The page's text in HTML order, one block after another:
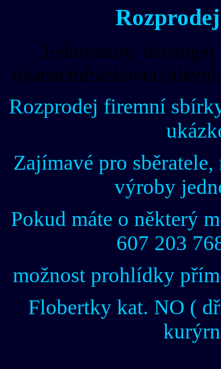
Jednoranný
dvanáctidrážkovou
Rozprodej firemní
Zajímavé pro
výroby
Pokud máte o některý
607 203
možnost prohlídky
Flobertky kat. NO (